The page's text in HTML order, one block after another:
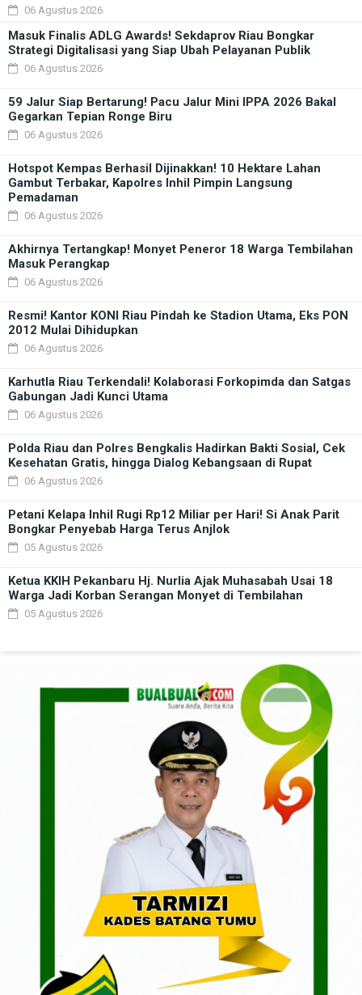
06 Agustus 2026
Masuk Finalis ADLG Awards! Sekdaprov Riau Bongkar
Strategi Digitalisasi yang Siap Ubah Pelayanan Publik
06 Agustus 2026
59 Jalur Siap Bertarung! Pacu Jalur Mini IPPA 2026 Bakal
Gegarkan Tepian Ronge Biru
06 Agustus 2026
Hotspot Kempas Berhasil Dijinakkan! 10 Hektare Lahan
Gambut Terbakar, Kapolres Inhil Pimpin Langsung
Pemadaman
06 Agustus 2026
Akhirnya Tertangkap! Monyet Peneror 18 Warga Tembilahan
Masuk Perangkap
06 Agustus 2026
Resmi! Kantor KONI Riau Pindah ke Stadion Utama, Eks PON
2012 Mulai Dihidupkan
06 Agustus 2026
Karhutla Riau Terkendali! Kolaborasi Forkopimda dan Satgas
Gabungan Jadi Kunci Utama
06 Agustus 2026
Polda Riau dan Polres Bengkalis Hadirkan Bakti Sosial, Cek
Kesehatan Gratis, hingga Dialog Kebangsaan di Rupat
06 Agustus 2026
Petani Kelapa Inhil Rugi Rp12 Miliar per Hari! Si Anak Parit
Bongkar Penyebab Harga Terus Anjlok
05 Agustus 2026
Ketua KKIH Pekanbaru Hj. Nurlia Ajak Muhasabah Usai 18
Warga Jadi Korban Serangan Monyet di Tembilahan
05 Agustus 2026